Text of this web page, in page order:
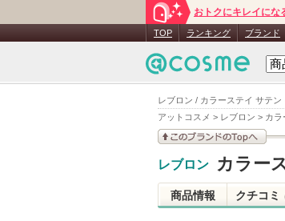
レブロン / カラーステイ サテン
アットコスメ > レブロン > カラ
おトクにキレイにな
TOP ランキング ブランド
このブランドの情報を
レブロン カラー
商品情報 クチコミ